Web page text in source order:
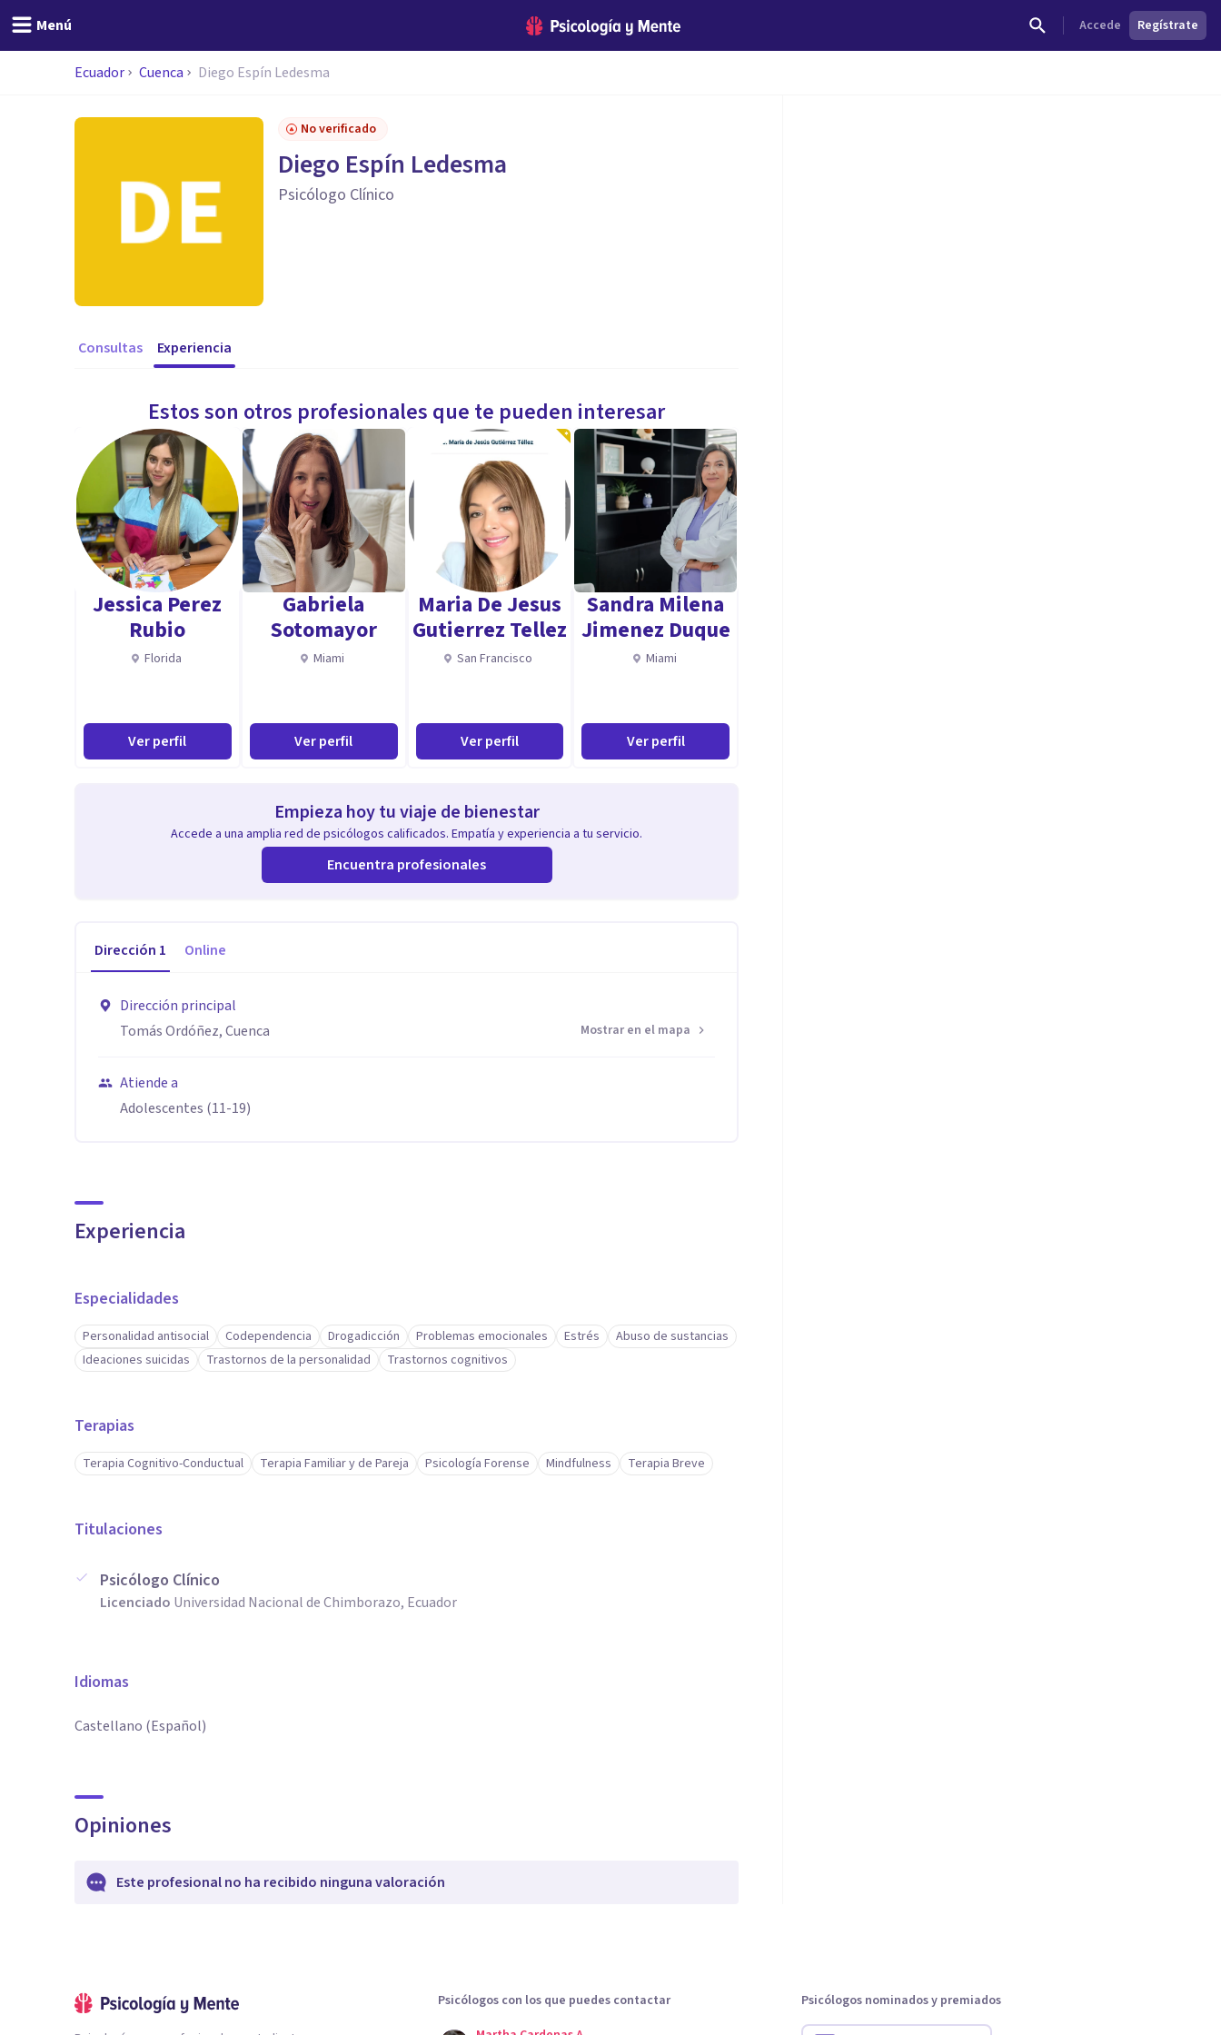
Menú Accede Regístrate
Ecuador Cuenca Diego Espín Ledesma
No verificado
Diego Espín Ledesma
Psicólogo Clínico
Consultas Experiencia
Estos son otros profesionales que te pueden interesar
Jessica Perez
Rubio
Florida
Ver perfil
Gabriela
Sotomayor
Miami
Ver perfil
Maria De Jesus
Gutierrez Tellez
San Francisco
Ver perfil
Sandra Milena
Jimenez Duque
Miami
Ver perfil
Empieza hoy tu viaje de bienestar
Accede a una amplia red de psicólogos calificados. Empatía y experiencia a tu servicio.
Encuentra profesionales
Dirección 1 Online
Dirección principal
Tomás Ordóñez, Cuenca
Mostrar en el mapa
Atiende a
Adolescentes (11-19)
Experiencia
Especialidades
Personalidad antisocial Codependencia Drogadicción Problemas emocionales Estrés
Abuso de sustancias
Ideaciones suicidas
Trastornos de la personalidad Trastornos cognitivos
Terapias
Terapia Cognitivo-Conductual Terapia Familiar y de Pareja Psicología Forense Mindfulness Terapia Breve
Titulaciones
Psicólogo Clínico
Licenciado Universidad Nacional de Chimborazo, Ecuador
Idiomas
Castellano (Español)
Opiniones
Este profesional no ha recibido ninguna valoración
Psicólogos con los que puedes contactar
Psicólogos nominados y premiados